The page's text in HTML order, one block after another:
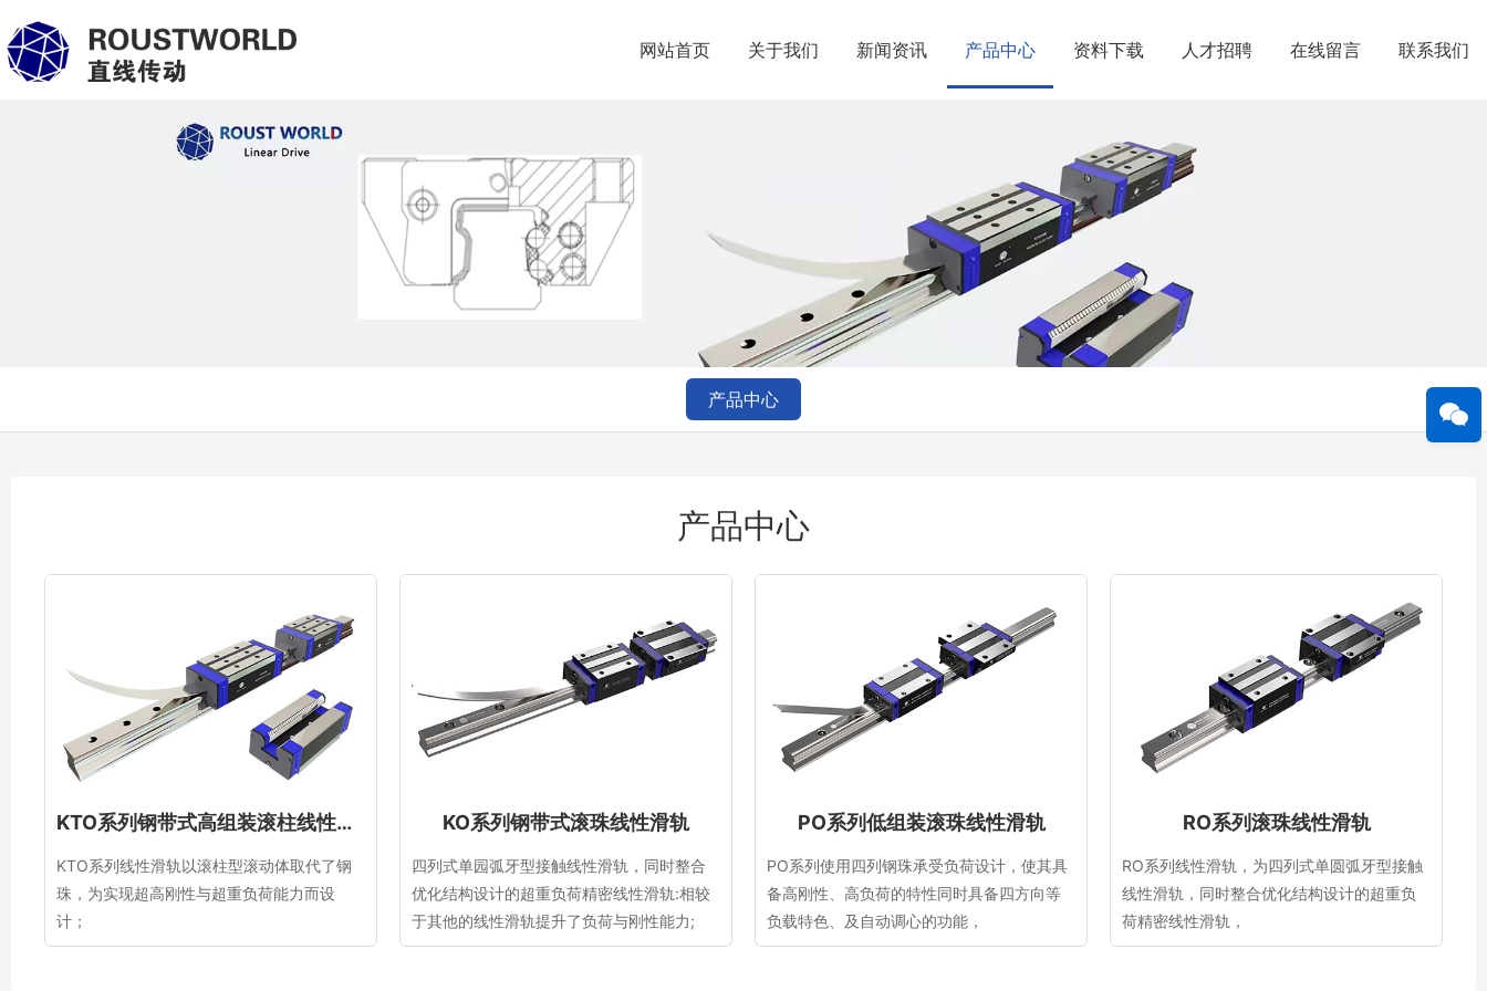
网站首页 关于我们 新闻资讯 产品中心 资料下载 人才招聘 在线留言 联系我们
产品中心
产品中心
KTO系列钢带式高组装滚柱线性滑轨
​​​​​​​KTO系列线性滑轨以滚柱型滚动体取代了钢
珠，为实现超高刚性与超重负荷能力而设
计；
KO系列钢带式滚珠线性滑轨
四列式单园弧牙型接触线性滑轨，同时整合
优化结构设计的超重负荷精密线性滑轨:相较
于其他的线性滑轨提升了负荷与刚性能力;
PO系列低组装滚珠线性滑轨
PO系列使用四列钢珠承受负荷设计，使其具
备高刚性、高负荷的特性同时具备四方向等
负载特色、及自动调心的功能，
RO系列滚珠线性滑轨
RO系列线性滑轨，为四列式单圆弧牙型接触
线性滑轨，同时整合优化结构设计的超重负
荷精密线性滑轨，